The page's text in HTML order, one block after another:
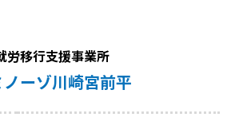
労移行支援事業所
ーゾ川崎宮前平